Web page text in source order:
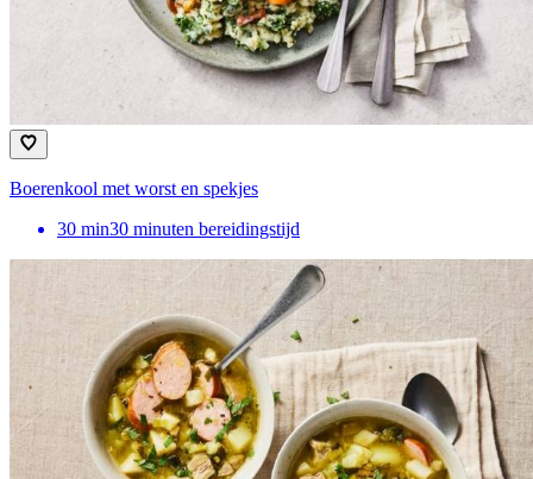
Boerenkool met worst en spekjes
30 min30 minuten bereidingstijd